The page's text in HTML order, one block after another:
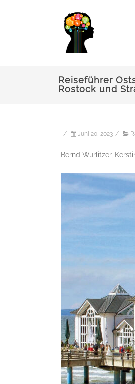
Reiseführer
Rostock und
/ Juni 20, 2023 /
Bernd Wurlitzer,